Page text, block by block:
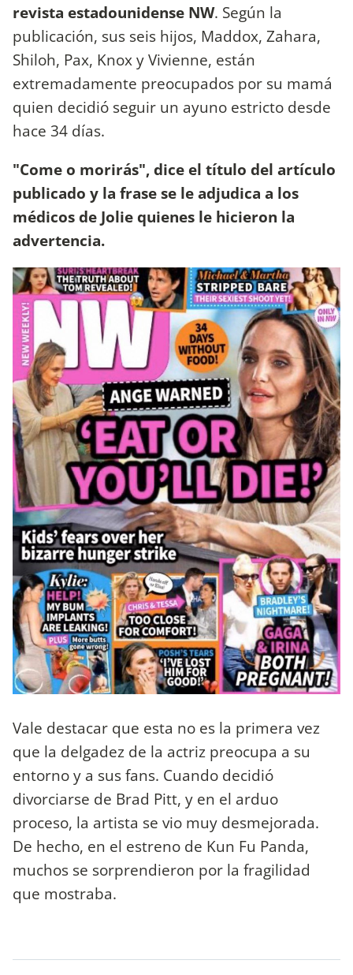
revista estadounidense NW. Según la
publicación, sus seis hijos, Maddox, Zahara,
Shiloh, Pax, Knox y Vivienne, están
extremadamente preocupados por su mamá
quien decidió seguir un ayuno estricto desde
hace 34 días.
"Come o morirás", dice el título del artículo
publicado y la frase se le adjudica a los
médicos de Jolie quienes le hicieron la
advertencia.
Vale destacar que esta no es la primera vez
que la delgadez de la actriz preocupa a su
entorno y a sus fans. Cuando decidió
divorciarse de Brad Pitt, y en el arduo
proceso, la artista se vio muy desmejorada.
De hecho, en el estreno de Kun Fu Panda,
muchos se sorprendieron por la fragilidad
que mostraba.